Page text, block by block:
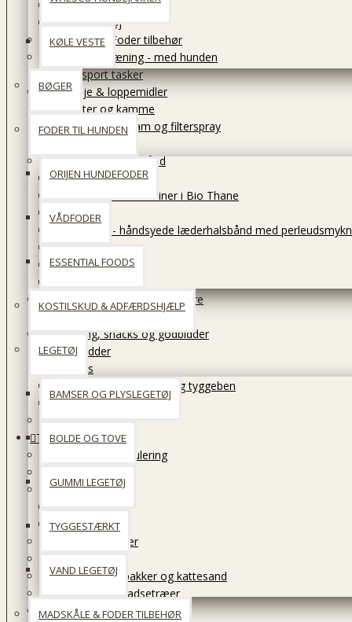
KØLE VESTE
BØGER
FODER TIL HUNDEN
ORIJEN HUNDEFODER
VÅDFODER
ESSENTIAL FOODS
KOSTILSKUD & ADFÆRDSHJÆLP
LEGETØJ
BAMSER OG PLYSLEGETØJ
BOLDE OG TOVE
GUMMI LEGETØJ
TYGGESTÆRKT
VAND LEGETØJ
MADSKÅLE & FODER TILBEHØR
Tyggestærkt
Vand legetøj
Madskåle & Foder tilbehør
På tur - og træning - med hunden
Transport tasker
Pelspleje & loppemidler
Børster og kamme
Shampoo, balsam og filterspray
Seler, Liner & Halsbånd
Dog Copenhagen
Hipsterhound - 3m liner i Bio Thane
Hunter
KAMPUNI - håndsyede læderhalsbånd med
Liner
Senge, puder og transportbure
Hi-K9 senge på ben
Tyggeting, snacks og godbidder
Godbidder
Snacks
Tandrensende snacks og tyggeben
Tyggeting
Til katten
Aktivering & stimulering
Foder
Vådfoder
Halsbånd og seler
Hygiejne, kattebakker og kattesand
Kattedøre og kradsetræer
Kostilskud & adfærdshjælp